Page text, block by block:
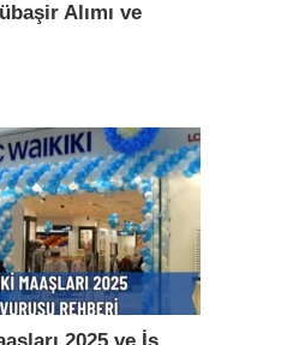
Alımı ve